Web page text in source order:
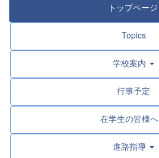
トップページ
Topics
学校案内
行事予定
在学生の皆様へ
進路指導